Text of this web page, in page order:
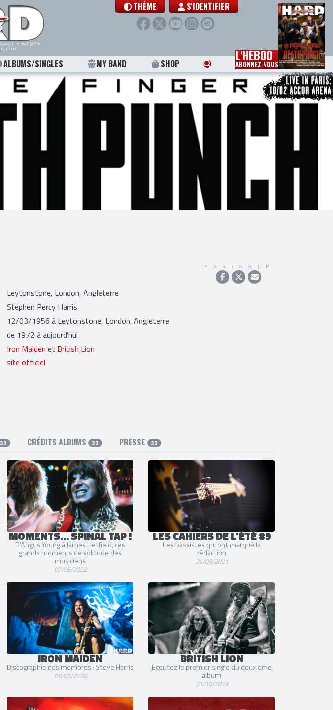
THÈME S'IDENTIFIER
ALBUMS/SINGLES MY BAND SHOP L'HEBDO
ABONNEZ-VOUS
PARTAGER
Leytonstone, London, Angleterre
Stephen Percy Harris
12/03/1956 à Leytonstone, London, Angleterre
de 1972 à aujourd'hui
Iron Maiden et British Lion
site officiel
32 CRÉDITS ALBUMS 33 PRESSE 33
MOMENTS... SPINAL TAP !
D'Angus Young à James Hetfield, ces
grands moments de solitude des
musiciens
07/05/2022
LES CAHIERS DE L'ÉTÉ #9
Les bassistes qui ont marqué la
rédaction
24/08/2021
IRON MAIDEN
Discographie des membres : Steve Harris
09/05/2020
BRITISH LION
Ecoutez le premier single du deuxième
album
31/10/2019